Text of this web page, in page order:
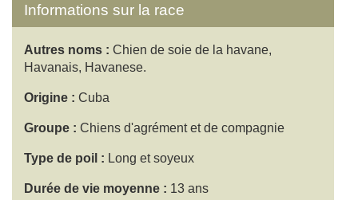
Informations sur la race
Autres noms : Chien de soie de la havane,
Havanais, Havanese.
Origine : Cuba
Groupe : Chiens d'agrément et de compagnie
Type de poil : Long et soyeux
Durée de vie moyenne : 13 ans